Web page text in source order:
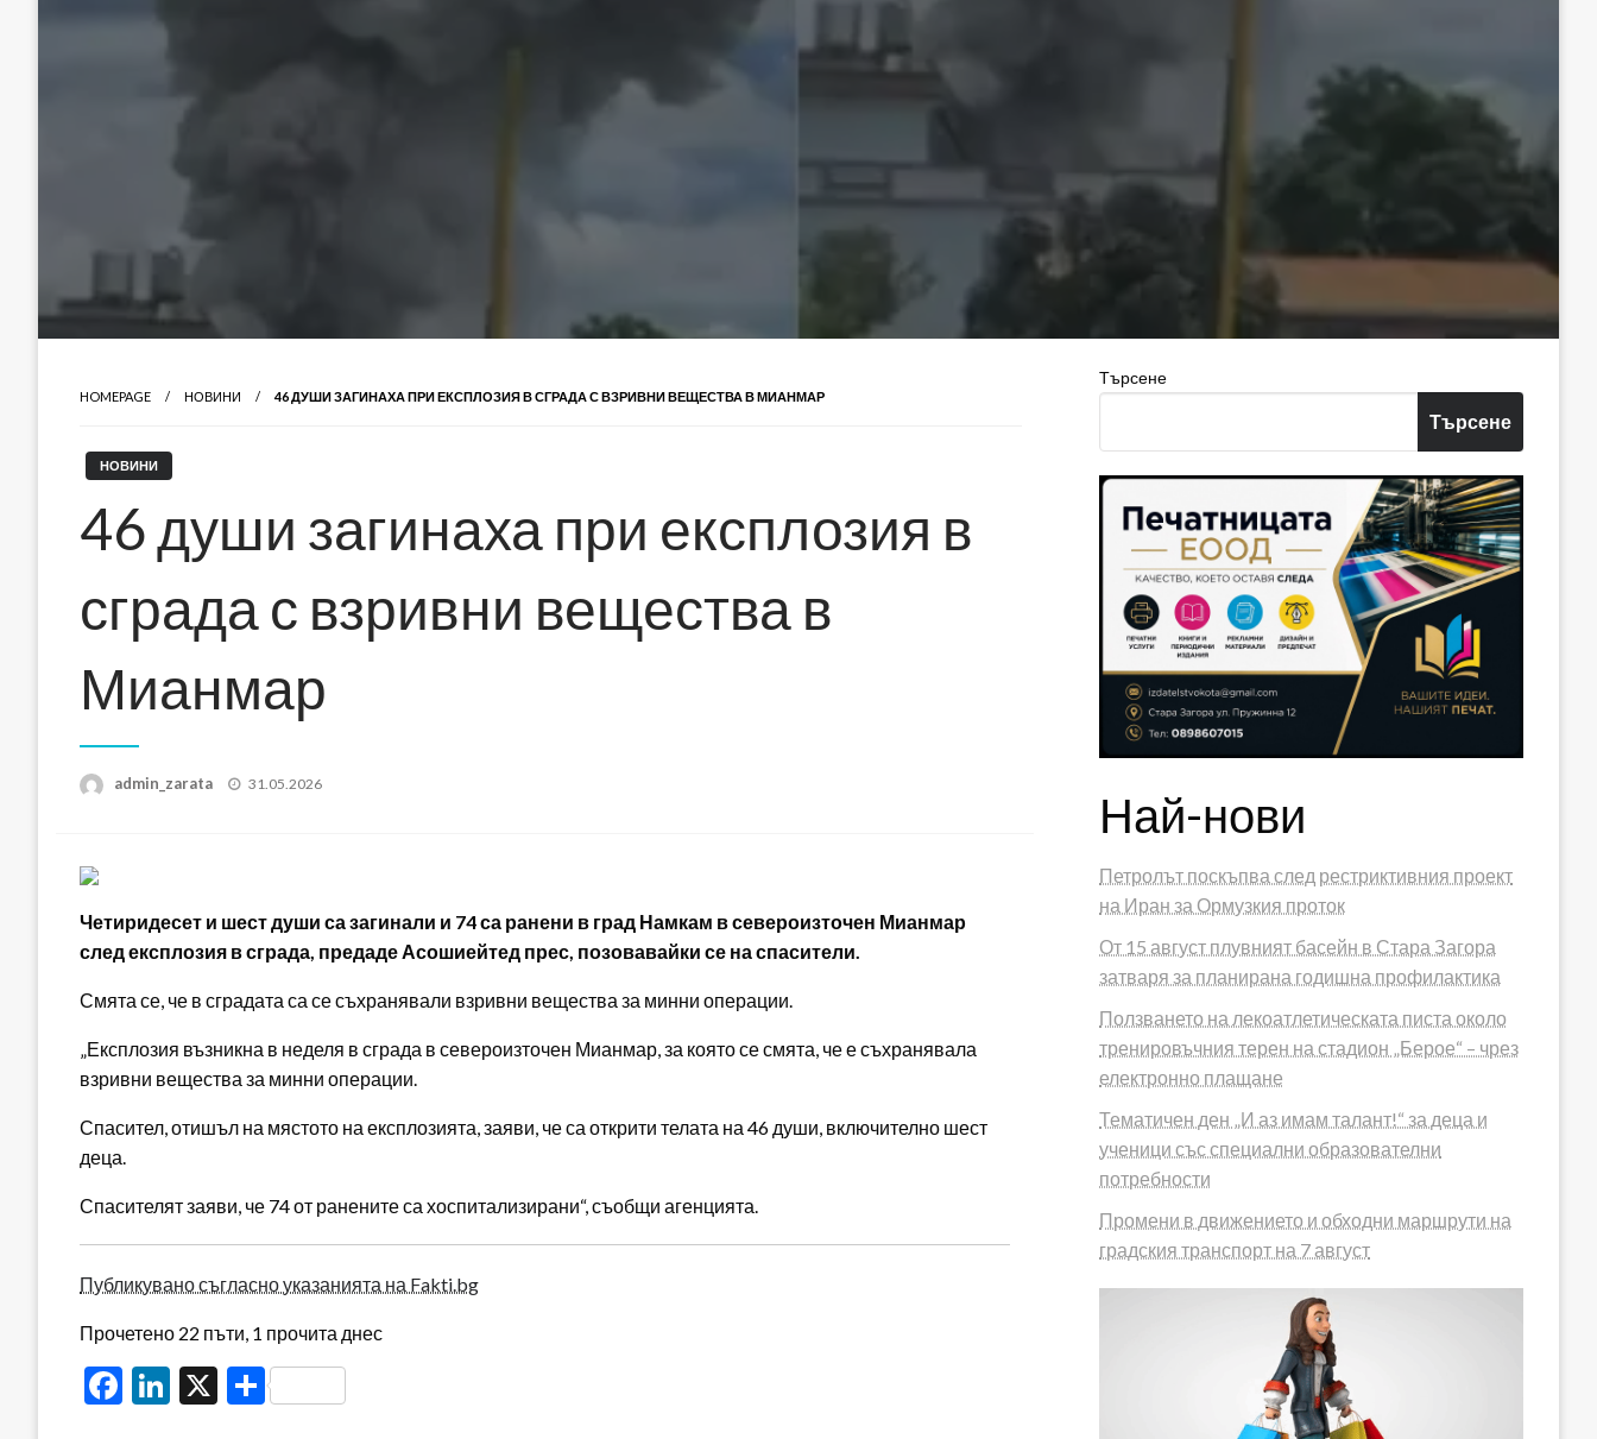
HOMEPAGE НОВИНИ 46 ДУШИ ЗАГИНАХА ПРИ ЕКСПЛОЗИЯ В СГРАДА С ВЗРИВНИ ВЕЩЕСТВА В МИАНМАР
НОВИНИ
46 души загинаха при експлозия в
сграда с взривни вещества в
Мианмар
admin_zarata
Posted
31.05.2026
Четиридесет и шест души са загинали и 74 са ранени в град Намкам в североизточен Мианмар
след експлозия в сграда, предаде Асошиейтед прес, позовавайки се на спасители.
Смята се, че в сградата са се съхранявали взривни вещества за минни операции.
„Експлозия възникна в неделя в сграда в североизточен Мианмар, за която се смята, че е съхранявала
взривни вещества за минни операции.
Спасител, отишъл на мястото на експлозията, заяви, че са открити телата на 46 души, включително шест
деца.
Спасителят заяви, че 74 от ранените са хоспитализирани“, съобщи агенцията.
Публикувано съгласно указанията на Fakti.bg
Прочетено 22 пъти, 1 прочита днес
Facebook
LinkedIn
X Share
Търсене
Търсене
Най-нови
Петролът поскъпва след рестриктивния проект
на Иран за Ормузкия проток
От 15 август плувният басейн в Стара Загора
затваря за планирана годишна профилактика
Ползването на лекоатлетическата писта около
тренировъчния терен на стадион „Берое“ – чрез
електронно плащане
Тематичен ден „И аз имам талант!“ за деца и
ученици със специални образователни
потребности
Промени в движението и обходни маршрути на
градския транспорт на 7 август